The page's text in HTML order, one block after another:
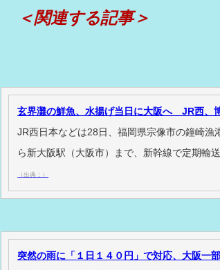
＜関連する記事＞
玄界灘の鮮魚、水揚げ当日に大阪へ JR西、
JR西日本などは28日、福岡県宗像市の鐘崎
ら新大阪駅（大阪市）まで、新幹線で定期輸
（出典：）
突然の雨に「１日１４０円」で対応、大阪一